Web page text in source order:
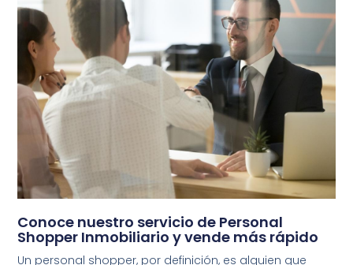
Conoce nuestro servicio de Personal
Shopper Inmobiliario y vende más rápido
Un personal shopper, por definición, es alguien que